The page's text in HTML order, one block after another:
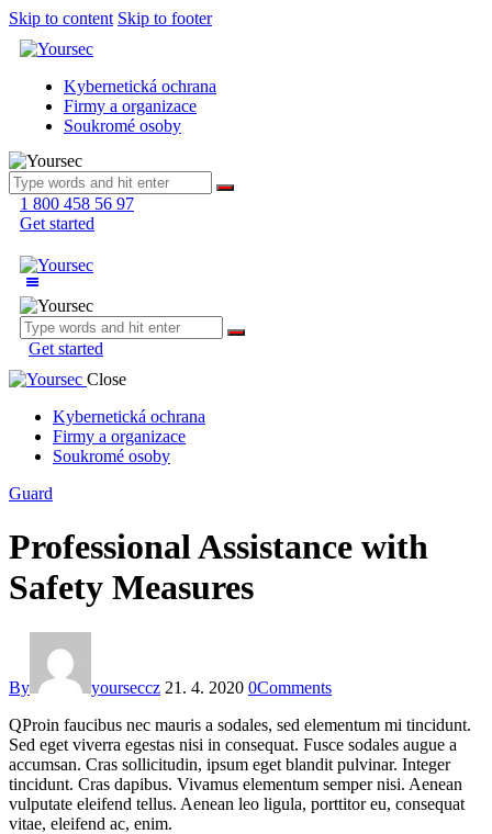
Skip to content Skip to footer
Kybernetická ochrana
Firmy a organizace
Soukromé osoby
1 800 458 56 97
Get started
Get started
Close
Kybernetická ochrana
Firmy a organizace
Soukromé osoby
Guard
Professional Assistance with
Safety Measures
By yourseccz 21. 4. 2020 0Comments
QProin faucibus nec mauris a sodales, sed elementum mi tincidunt.
Sed eget viverra egestas nisi in consequat. Fusce sodales augue a
accumsan. Cras sollicitudin, ipsum eget blandit pulvinar. Integer
tincidunt. Cras dapibus. Vivamus elementum semper nisi. Aenean
vulputate eleifend tellus. Aenean leo ligula, porttitor eu, consequat
vitae, eleifend ac, enim.